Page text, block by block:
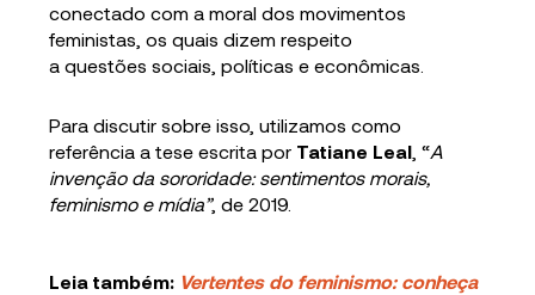
conectado com a moral dos movimentos
feministas, os quais dizem respeito
a questões sociais, políticas e econômicas.
Para discutir sobre isso, utilizamos como
referência a tese escrita por Tatiane Leal , “A
invenção da sororidade: sentimentos morais,
feminismo e mídia”, de 2019.
Leia também: Vertentes do feminismo: conheça